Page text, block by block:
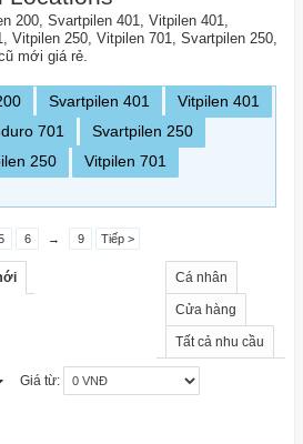
200, Svartpilen 401, Vitpilen 401,
Vitpilen 250, Vitpilen 701, Svartpilen 250,
mới giá rẻ.
Svartpilen 401
Vitpilen 401
701
Svartpilen 250
250
Vitpilen 701
6 → 9 Tiếp >
Cá nhân
Cửa hàng
Tất cả nhu cầu
Giá từ: